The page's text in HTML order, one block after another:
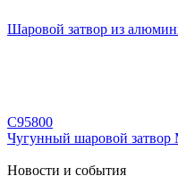
Шаровой затвор из
C95800
Чугунный шаровой затвор
Новости и события